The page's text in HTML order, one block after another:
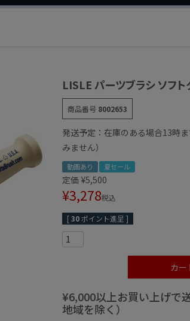
LISLE パーツブラシ ソフ
商品番号 8002653
発送予定：在庫のある場合13時
みません）
動画あり 夏セール
定価 ¥5,500
¥3,278税込
[30ポイント進呈 ]
カー
¥6,000以上お買い上げで
地域を除く）